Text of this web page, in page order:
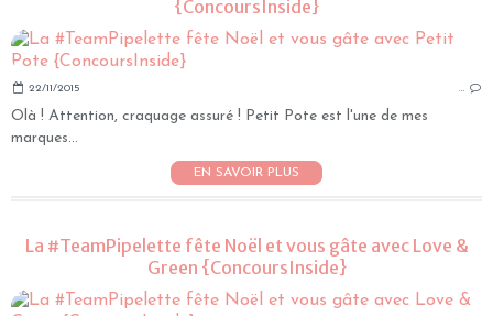
{ConcoursInside}
22/11/2015 …
Olà ! Attention, craquage assuré ! Petit Pote est l'une de mes
marques...
EN SAVOIR PLUS
La #TeamPipelette fête Noël et vous gâte avec Love &
Green {ConcoursInside}